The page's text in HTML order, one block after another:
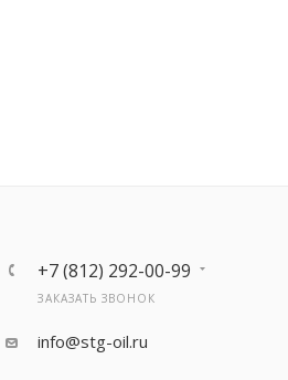
+7 (812) 292-00-99
ЗАКАЗАТЬ ЗВОНОК
info@stg-oil.ru